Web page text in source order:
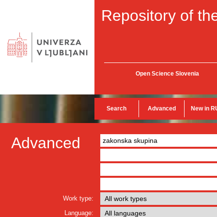
Repository of
Open Science Slovenia
Search Advanced New in
Advanced
Work type:
Language: